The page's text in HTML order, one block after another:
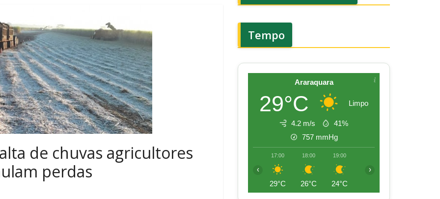
de chuvas agricultores
perdas
Tempo
Araraquara
29°C Limpo
4.2 m/s
41%
757 mmHg
17:00
29°C
18:00
26°C
19:00
24°C
‹ ›